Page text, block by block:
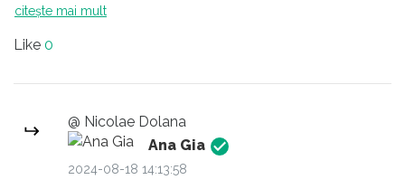
celui dezinhibat, care se crede important.
Cam asa.
suportam asta (noi care suntem buricul
Si aruncam cu maro in Maruta ca sa ne
simtim superiori.
citește mai mult
Like 0
@ Nicolae Dolana
Ana Gia
2024-08-18 14:13:58